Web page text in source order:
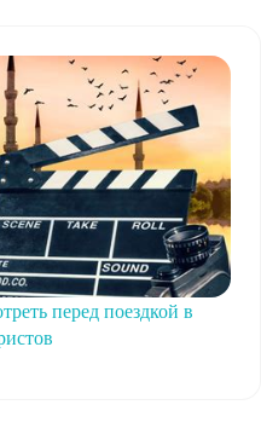
перед поездкой в